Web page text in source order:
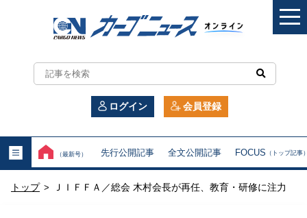
カ
ー
ニ
ュ
ログイン 会員登録
（最新号） 先行公開記事 全文公開記事 FOCUS （トップ記事
トップ > ＪＩＦＦＡ／総会 木村会長が再任、教育・研修に注力